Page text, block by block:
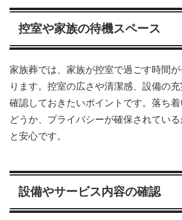
控室や家族の待機スペース
家族葬では、家族が控室で過ごす時間
ります。控室の広さや清潔感、設備の
確認しておきたいポイントです。落ち
どうか、プライバシーが確保されてい
と安心です。
設備やサービス内容の確認